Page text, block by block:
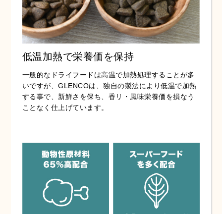
低温加熱で栄養価を保持
一般的なドライフードは高温で加熱処理することが多
いですが、GLENCOは、独自の製法により低温で加熱
する事で、新鮮さを保ち、香リ・風味栄養価を損なう
ことなく仕上げています。